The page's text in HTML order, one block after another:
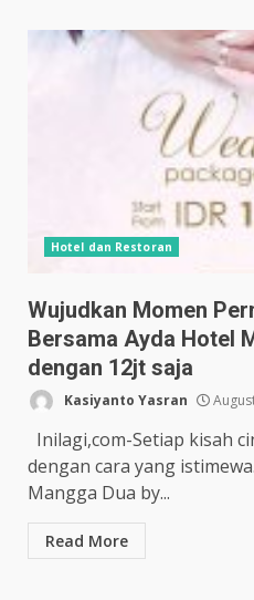
Hotel dan Restoran
Wujudkan Momen
Bersama Ayda Hotel
dengan 12jt saja
Kasiyanto Yasran
Inilagi,com-Setiap kisah
dengan cara yang
Mangga Dua by...
Read More